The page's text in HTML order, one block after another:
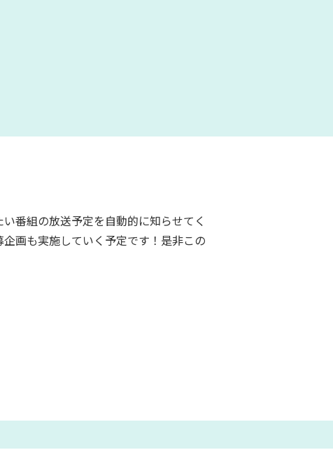
番組の放送予定を自動的に知らせてく
画も実施していく予定です！是非この